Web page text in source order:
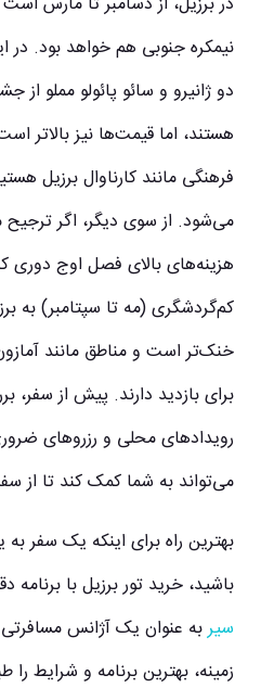
نیمکره جنوبی هم خواهد بود. در
دو ژانیرو و سائو پائولو مملو از
هستند، اما قیمت‌ها نیز بالاتر
فرهنگی مانند کارناوال برزیل
می‌شود. از سوی دیگر، اگر ترجیح
هزینه‌های بالای فصل اوج دوری
کم‌گردشگری (مه تا سپتامبر) به
خنک‌تر است و مناطق مانند
برای بازدید دارند. پیش از
رویدادهای محلی و رزروهای
می‌تواند به شما کمک کند تا از
بهترین راه برای اینکه یک سفر به
باشید، خرید تور برزیل با
سیربه عنوان یک آژانس
زمینه، بهترین برنامه و شرایط